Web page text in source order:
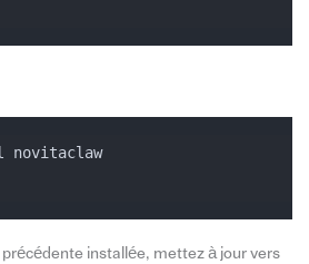
installée, mettez à jour vers